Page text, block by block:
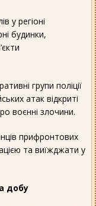
у регіоні
будинки,
групи поліції
атак відкриті
воєнні злочини.
прифронтових
та виїжджати у
добу